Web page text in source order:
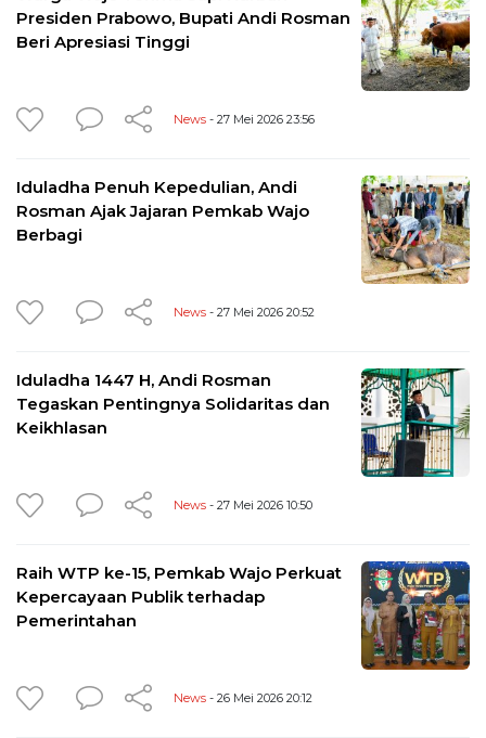
Presiden Prabowo, Bupati Andi Rosman
Beri Apresiasi Tinggi
News - 27 Mei 2026 23:56
Iduladha Penuh Kepedulian, Andi
Rosman Ajak Jajaran Pemkab Wajo
Berbagi
News - 27 Mei 2026 20:52
Iduladha 1447 H, Andi Rosman
Tegaskan Pentingnya Solidaritas dan
Keikhlasan
News - 27 Mei 2026 10:50
Raih WTP ke-15, Pemkab Wajo Perkuat
Kepercayaan Publik terhadap
Pemerintahan
News - 26 Mei 2026 20:12